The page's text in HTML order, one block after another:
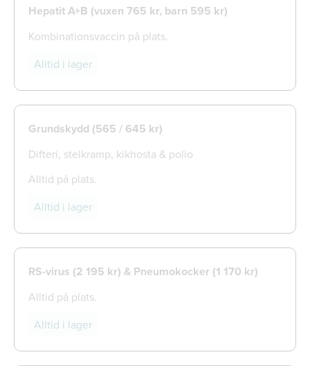
Hepatit A+B (vuxen 765 kr, barn 595 kr)
Kombinationsvaccin på plats.
Alltid i lager
Grundskydd (565 / 645 kr)
Difteri, stelkramp, kikhosta & polio
Alltid på plats.
Alltid i lager
RS-virus (2 195 kr) & Pneumokocker (1 170 kr)
Alltid på plats.
Alltid i lager